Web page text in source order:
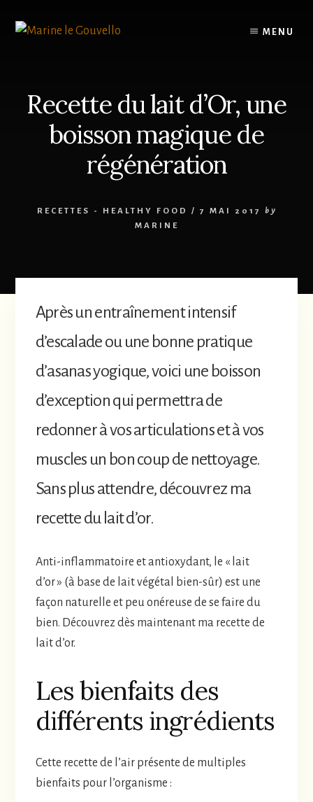
content
MENU
Recette du lait d’Or, une
boisson magique de
régénération
RECETTES - HEALTHY FOOD / 7 MAI 2017
by
MARINE
Après un entraînement intensif
d’escalade ou une bonne pratique
d’asanas yogique, voici une boisson
d’exception qui permettra de
redonner à vos articulations et à vos
muscles un bon coup de nettoyage.
Sans plus attendre, découvrez ma
recette du lait d’or.
Anti-inflammatoire et antioxydant, le « lait
d’or » (à base de lait végétal bien-sûr) est une
façon naturelle et peu onéreuse de se faire du
bien. Découvrez dès maintenant ma recette de
lait d’or.
Les bienfaits des
différents ingrédients
Cette recette de l’air présente de multiples
bienfaits pour l’organisme :